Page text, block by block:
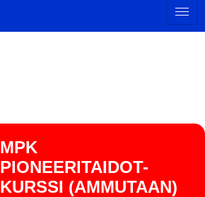
MPK
PIONEERITAIDOT-
KURSSI (AMMUTAAN)